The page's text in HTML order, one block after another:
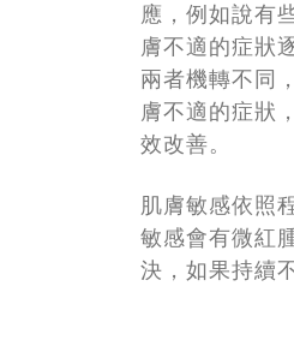
應，例如說有
膚不適的症狀
兩者機轉不同
膚不適的症狀
效改善。
肌膚敏感依照
敏感會有微紅
決，如果持續